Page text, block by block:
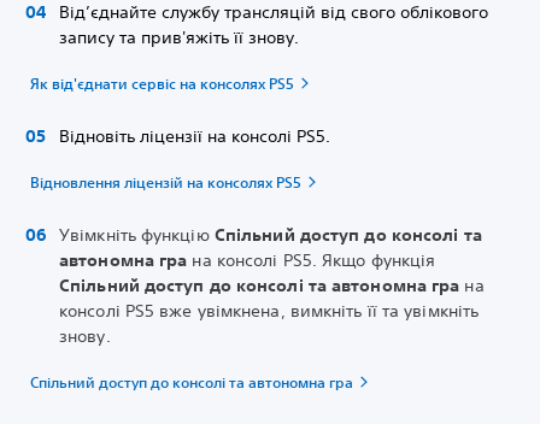
Від’єднайте службу трансляцій від свого облікового
запису та прив'яжіть її знову.
Як від'єднати сервіс на консолях PS5
Відновіть ліцензії на консолі PS5.
Відновлення ліцензій на консолях PS5
Увімкніть функцію Спільний доступ до консолі та
автономна гра на консолі PS5. Якщо функція
Спільний доступ до консолі та автономна гра на
консолі PS5 вже увімкнена, вимкніть її та увімкніть
знову.
Спільний доступ до консолі та автономна гра